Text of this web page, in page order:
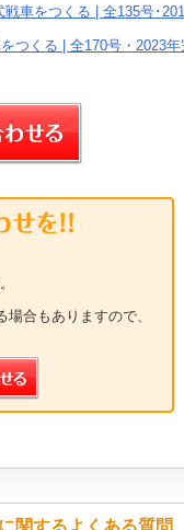
車をつくる | 全135号･
つくる | 全170号・2023年
場合もありますので、